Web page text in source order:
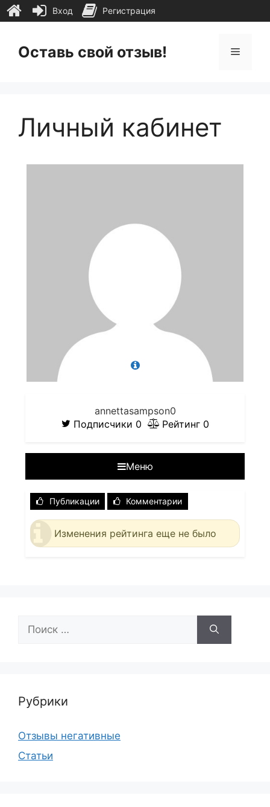
содержимому
Оставь свой отзыв! Меню
Личный кабинет
annettasampson0
Подписчики 0 Рейтинг 0
Меню
Публикации Комментарии
Изменения рейтинга еще не было
Рубрики
Отзывы негативные
Статьи
Вход Регистрация